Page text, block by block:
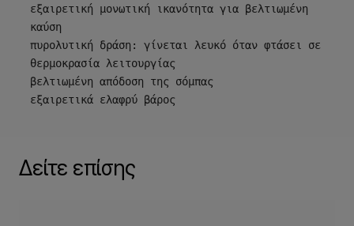
εξαιρετική μονωτική ικανότητα για βελτιωμένη
καύση
πυρολυτική δράση: γίνεται λευκό όταν φτάσει σε
θερμοκρασία λειτουργίας
βελτιωμένη απόδοση της σόμπας
εξαιρετικά ελαφρύ βάρος
Δείτε επίσης